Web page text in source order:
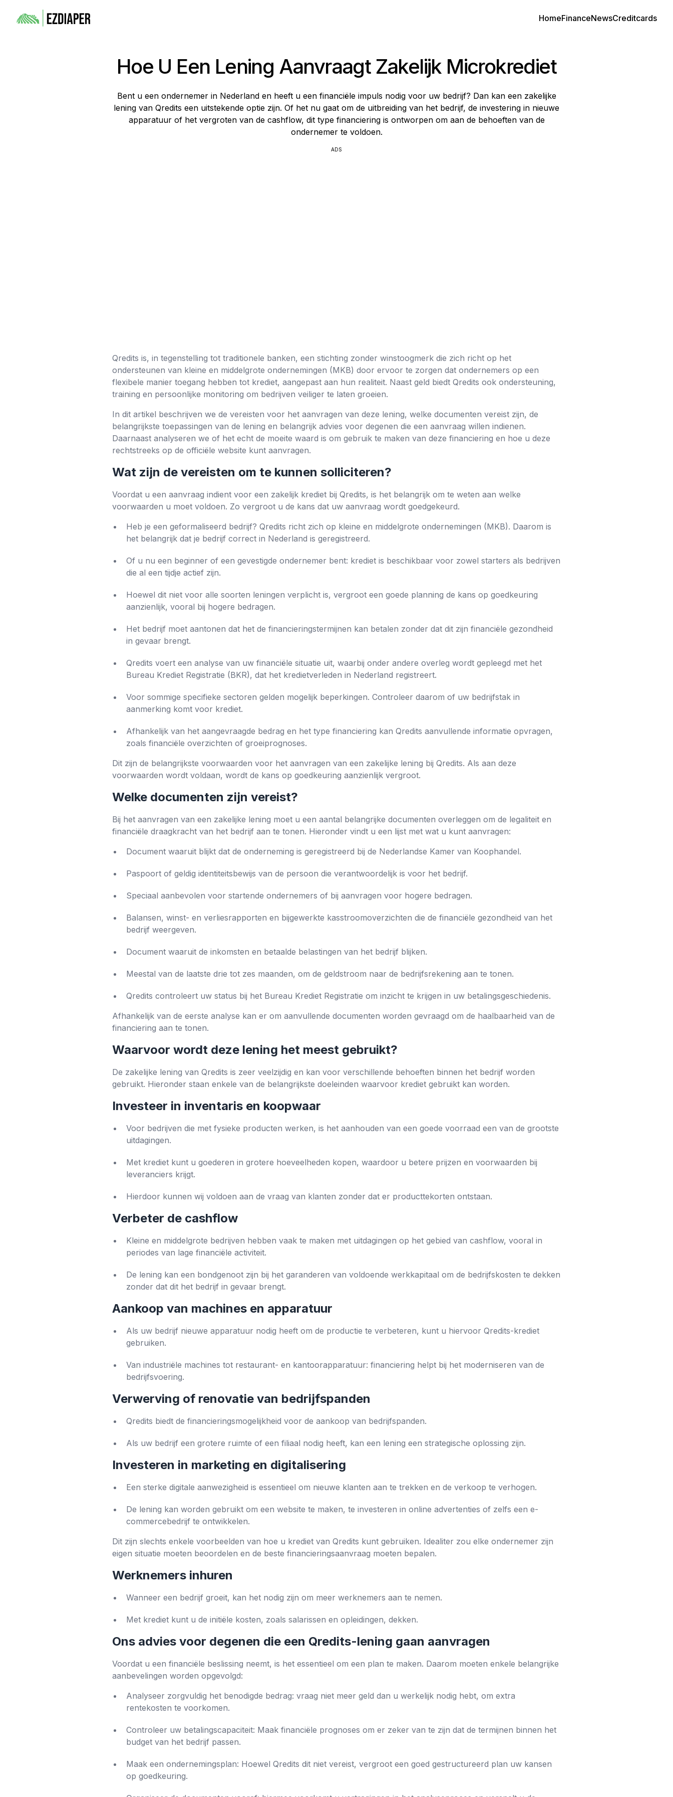
HomeFinanceNewsCreditcards
Hoe U Een Lening Aanvraagt Zakelijk Microkrediet
Bent u een ondernemer in Nederland en heeft u een financiële impuls nodig voor uw bedrijf? Dan kan een zakelijke
lening van Qredits een uitstekende optie zijn. Of het nu gaat om de uitbreiding van het bedrijf, de investering in nieuwe
apparatuur of het vergroten van de cashflow, dit type financiering is ontworpen om aan de behoeften van de
ondernemer te voldoen.
ADS
Qredits is, in tegenstelling tot traditionele banken, een stichting zonder winstoogmerk die zich richt op het
ondersteunen van kleine en middelgrote ondernemingen (MKB) door ervoor te zorgen dat ondernemers op een
flexibele manier toegang hebben tot krediet, aangepast aan hun realiteit. Naast geld biedt Qredits ook ondersteuning,
training en persoonlijke monitoring om bedrijven veiliger te laten groeien.
In dit artikel beschrijven we de vereisten voor het aanvragen van deze lening, welke documenten vereist zijn, de
belangrijkste toepassingen van de lening en belangrijk advies voor degenen die een aanvraag willen indienen.
Daarnaast analyseren we of het echt de moeite waard is om gebruik te maken van deze financiering en hoe u deze
rechtstreeks op de officiële website kunt aanvragen.
Wat zijn de vereisten om te kunnen solliciteren?
Voordat u een aanvraag indient voor een zakelijk krediet bij Qredits, is het belangrijk om te weten aan welke
voorwaarden u moet voldoen. Zo vergroot u de kans dat uw aanvraag wordt goedgekeurd.
Heb je een geformaliseerd bedrijf? Qredits richt zich op kleine en middelgrote ondernemingen (MKB). Daarom is
het belangrijk dat je bedrijf correct in Nederland is geregistreerd.
Of u nu een beginner of een gevestigde ondernemer bent: krediet is beschikbaar voor zowel starters als bedrijven
die al een tijdje actief zijn.
Hoewel dit niet voor alle soorten leningen verplicht is, vergroot een goede planning de kans op goedkeuring
aanzienlijk, vooral bij hogere bedragen.
Het bedrijf moet aantonen dat het de financieringstermijnen kan betalen zonder dat dit zijn financiële gezondheid
in gevaar brengt.
Qredits voert een analyse van uw financiële situatie uit, waarbij onder andere overleg wordt gepleegd met het
Bureau Krediet Registratie (BKR), dat het kredietverleden in Nederland registreert.
Voor sommige specifieke sectoren gelden mogelijk beperkingen. Controleer daarom of uw bedrijfstak in
aanmerking komt voor krediet.
Afhankelijk van het aangevraagde bedrag en het type financiering kan Qredits aanvullende informatie opvragen,
zoals financiële overzichten of groeiprognoses.
Dit zijn de belangrijkste voorwaarden voor het aanvragen van een zakelijke lening bij Qredits. Als aan deze
voorwaarden wordt voldaan, wordt de kans op goedkeuring aanzienlijk vergroot.
Welke documenten zijn vereist?
Bij het aanvragen van een zakelijke lening moet u een aantal belangrijke documenten overleggen om de legaliteit en
financiële draagkracht van het bedrijf aan te tonen. Hieronder vindt u een lijst met wat u kunt aanvragen:
Document waaruit blijkt dat de onderneming is geregistreerd bij de Nederlandse Kamer van Koophandel.
Paspoort of geldig identiteitsbewijs van de persoon die verantwoordelijk is voor het bedrijf.
Speciaal aanbevolen voor startende ondernemers of bij aanvragen voor hogere bedragen.
Balansen, winst- en verliesrapporten en bijgewerkte kasstroomoverzichten die de financiële gezondheid van het
bedrijf weergeven.
Document waaruit de inkomsten en betaalde belastingen van het bedrijf blijken.
Meestal van de laatste drie tot zes maanden, om de geldstroom naar de bedrijfsrekening aan te tonen.
Qredits controleert uw status bij het Bureau Krediet Registratie om inzicht te krijgen in uw betalingsgeschiedenis.
Afhankelijk van de eerste analyse kan er om aanvullende documenten worden gevraagd om de haalbaarheid van de
financiering aan te tonen.
Waarvoor wordt deze lening het meest gebruikt?
De zakelijke lening van Qredits is zeer veelzijdig en kan voor verschillende behoeften binnen het bedrijf worden
gebruikt. Hieronder staan ​​enkele van de belangrijkste doeleinden waarvoor krediet gebruikt kan worden.
Investeer in inventaris en koopwaar
Voor bedrijven die met fysieke producten werken, is het aanhouden van een goede voorraad een van de grootste
uitdagingen.
Met krediet kunt u goederen in grotere hoeveelheden kopen, waardoor u betere prijzen en voorwaarden bij
leveranciers krijgt.
Hierdoor kunnen wij voldoen aan de vraag van klanten zonder dat er producttekorten ontstaan.
Verbeter de cashflow
Kleine en middelgrote bedrijven hebben vaak te maken met uitdagingen op het gebied van cashflow, vooral in
periodes van lage financiële activiteit.
De lening kan een bondgenoot zijn bij het garanderen van voldoende werkkapitaal om de bedrijfskosten te dekken
zonder dat dit het bedrijf in gevaar brengt.
Aankoop van machines en apparatuur
Als uw bedrijf nieuwe apparatuur nodig heeft om de productie te verbeteren, kunt u hiervoor Qredits-krediet
gebruiken.
Van industriële machines tot restaurant- en kantoorapparatuur: financiering helpt bij het moderniseren van de
bedrijfsvoering.
Verwerving of renovatie van bedrijfspanden
Qredits biedt de financieringsmogelijkheid voor de aankoop van bedrijfspanden.
Als uw bedrijf een grotere ruimte of een filiaal nodig heeft, kan een lening een strategische oplossing zijn.
Investeren in marketing en digitalisering
Een sterke digitale aanwezigheid is essentieel om nieuwe klanten aan te trekken en de verkoop te verhogen.
De lening kan worden gebruikt om een ​​website te maken, te investeren in online advertenties of zelfs een e-
commercebedrijf te ontwikkelen.
Dit zijn slechts enkele voorbeelden van hoe u krediet van Qredits kunt gebruiken. Idealiter zou elke ondernemer zijn
eigen situatie moeten beoordelen en de beste financieringsaanvraag moeten bepalen.
Werknemers inhuren
Wanneer een bedrijf groeit, kan het nodig zijn om meer werknemers aan te nemen.
Met krediet kunt u de initiële kosten, zoals salarissen en opleidingen, dekken.
Ons advies voor degenen die een Qredits-lening gaan aanvragen
Voordat u een financiële beslissing neemt, is het essentieel om een ​​plan te maken. Daarom moeten enkele belangrijke
aanbevelingen worden opgevolgd:
Analyseer zorgvuldig het benodigde bedrag: vraag niet meer geld dan u werkelijk nodig hebt, om extra
rentekosten te voorkomen.
Controleer uw betalingscapaciteit: Maak financiële prognoses om er zeker van te zijn dat de termijnen binnen het
budget van het bedrijf passen.
Maak een ondernemingsplan: Hoewel Qredits dit niet vereist, vergroot een goed gestructureerd plan uw kansen
op goedkeuring.